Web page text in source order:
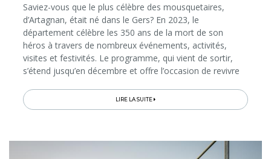
Saviez-vous que le plus célèbre des mousquetaires,
d’Artagnan, était né dans le Gers? En 2023, le
département célèbre les 350 ans de la mort de son
héros à travers de nombreux événements, activités,
visites et festivités. Le programme, qui vient de sortir,
s’étend jusqu’en décembre et offre l’occasion de revivre
de charmes...
LIRE LA SUITE